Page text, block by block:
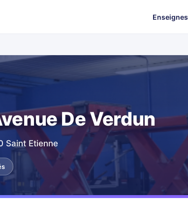
Enseignes
De Verdun
Saint Etienne